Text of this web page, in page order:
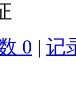
0 | 记